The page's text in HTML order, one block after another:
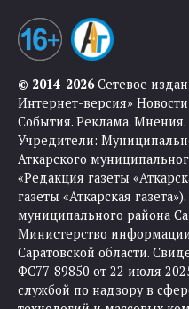
© 2014-2026Сетевое
Интернет-версия»
События. Реклама.
Учредители:
Аткарского
«Редакция газеты
газеты «Аткарская
муниципального района
Министерство
Саратовской области.
ФС77-89850 от 22 июля
службой по надзору в